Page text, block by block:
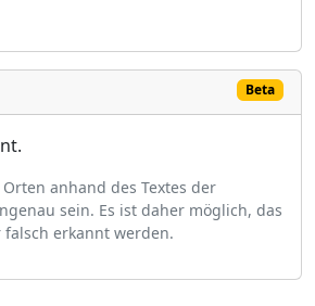
Beta
anhand des Textes der
sein. Es ist daher möglich, das
erkannt werden.